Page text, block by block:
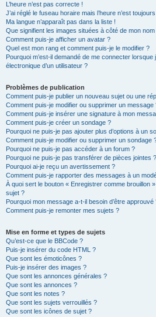
L’heure n’est pas correcte !
J’ai réglé le fuseau horaire mais l’heure n’est
Ma langue n’apparaît pas dans la liste !
Que signifient les images situées à côté de mon nom
Comment puis-je afficher un avatar ?
Quel est mon rang et comment puis-je le modifier ?
Pourquoi m’est-il demandé de me connecter
électronique d’un utilisateur ?
Problèmes de publication
Comment puis-je publier un nouveau sujet ou une
Comment puis-je modifier ou supprimer un message
Comment puis-je insérer une signature à mon
Comment puis-je créer un sondage ?
Pourquoi ne puis-je pas ajouter plus d’options à un
Comment puis-je modifier ou supprimer un sondage
Pourquoi ne puis-je pas accéder à un forum ?
Pourquoi ne puis-je pas transférer de pièces jointes ?
Pourquoi ai-je reçu un avertissement ?
Comment puis-je rapporter des messages à un
À quoi sert le bouton « Enregistrer comme brouillon
sujet ?
Pourquoi mon message a-t-il besoin d’être approuvé
Comment puis-je remonter mes sujets ?
Mise en forme et types de sujets
Qu’est-ce que le BBCode ?
Puis-je insérer du code HTML ?
Que sont les émoticônes ?
Puis-je insérer des images ?
Que sont les annonces générales ?
Que sont les annonces ?
Que sont les notes ?
Que sont les sujets verrouillés ?
Que sont les icônes de sujet ?